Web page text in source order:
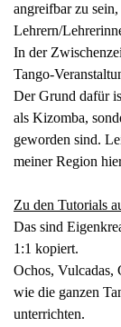
angreifbar zu
Lehrern/
In der
Tango-
Der Grund dafür
als Kizomba,
geworden sind.
meiner Region
Zu den Tutorials
Das sind
1:1 kopiert.
Ochos, Vulcadas,
wie die ganzen
unterrichten.